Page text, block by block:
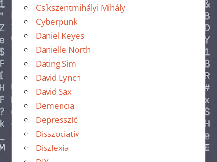
Csíkszentmihályi Mihály
Cyberpunk
Daniel Keyes
Danielle North
Dating Sim
David Lynch
David Sax
Demencia
Depresszió
Disszociatív
Diszlexia